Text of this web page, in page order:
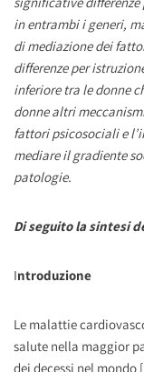
in entrambi i generi,
di mediazione dei
differenze per
inferiore tra le donne
donne altri
fattori psicosociali e
mediare il gradiente
patologie.
Di seguito la sintesi
Introduzione
Le malattie
salute nella maggior
dei decessi nel mondo